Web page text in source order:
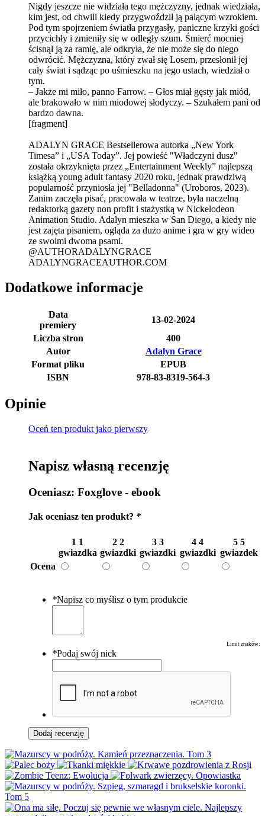
Nigdy jeszcze nie widziała tego mężczyzny, jednak wiedziała,
kim jest, od chwili kiedy przygwoździł ją palącym wzrokiem.
Pod tym spojrzeniem światła przygasły, paniczne krzyki gości
przycichły i zmieniły się w odległy szum. Śmierć mocniej
ścisnął ją za ramię, ale odkryła, że nie może się do niego
odwrócić. Mężczyzna, który zwał się Losem, przesłonił jej
cały świat i sądząc po uśmieszku na jego ustach, wiedział o
tym.
– Jakże mi miło, panno Farrow. – Głos miał gęsty jak miód,
ale brakowało w nim miodowej słodyczy. – Szukałem pani od
bardzo dawna.
[fragment]
ADALYN GRACE Bestsellerowa autorka „New York
Timesa” i „USA Today”. Jej powieść "Władczyni dusz"
została okrzyknięta przez „Entertainment Weekly” najlepszą
książką young adult fantasy 2020 roku, jednak prawdziwą
popularność przyniosła jej "Belladonna" (Uroboros, 2023).
Zanim zaczęła pisać, pracowała w teatrze, była naczelną
redaktorką gazety non profit i stażystką w Nickelodeon
Animation Studio. Adalyn mieszka w San Diego, a kiedy nie
jest zajęta pisaniem, ogląda za dużo anime i gra w gry wideo
ze swoimi dwoma psami.
@AUTHORADALYNGRACE
ADALYNGRACEAUTHOR.COM
Dodatkowe informacje
Data
premiery
13-02-2024
Liczba stron
400
Autor
Adalyn Grace
Format pliku
EPUB
ISBN
978-83-8319-564-3
Opinie
Oceń ten produkt jako pierwszy
Napisz własną recenzję
Oceniasz: Foxglove - ebook
Jak oceniasz ten produkt? *
1 1
gwiazdka
2 2
gwiazdki
3 3
gwiazdki
4 4
gwiazdki
5 5
gwiazdek
Ocena
*Napisz co myślisz o tym produkcie
Limit znaków:
*Podaj swój nick
Dodaj recenzję